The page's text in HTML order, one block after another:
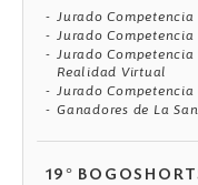
Jurado
Jurado
Jurado
Realidad Virtual
Jurado Competencia
Ganadores de La
19°